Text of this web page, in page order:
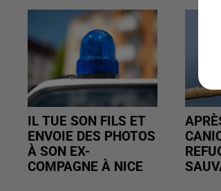
IL TUE SON FILS ET
ENVOIE DES PHOTOS
À SON EX-
COMPAGNE À NICE